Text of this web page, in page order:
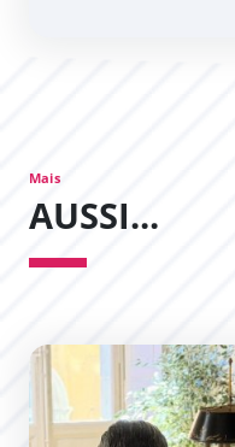
Mais
AUSSI...
Les Permanences du